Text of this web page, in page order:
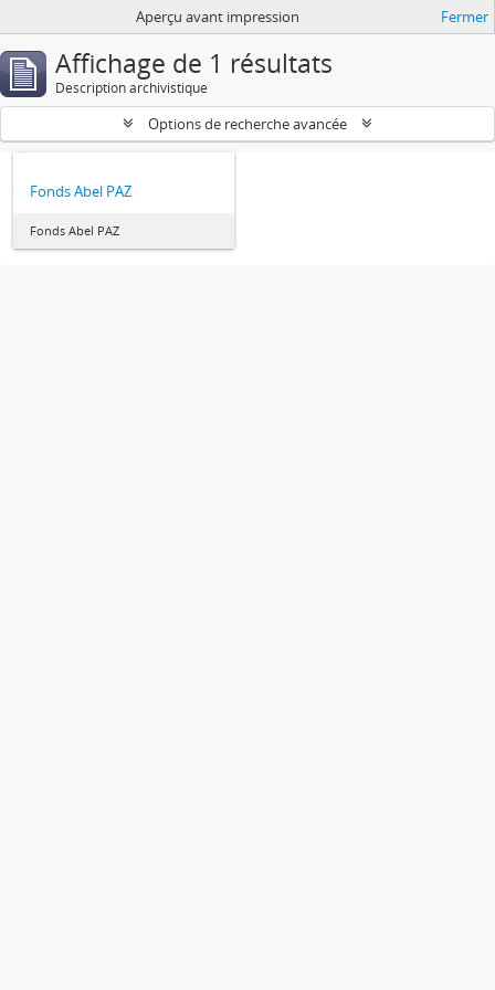
Aperçu avant impression Fermer
Affichage de 1 résultats
Description archivistique
Options de recherche avancée
Fonds Abel PAZ
Fonds Abel PAZ